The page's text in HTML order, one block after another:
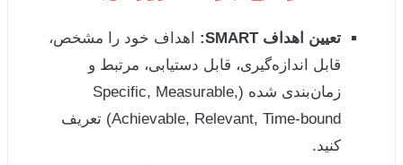
تعیین اهداف SMART:
اهداف خود را مشخص،
قابل اندازه‌گیری، قابل دستیابی، مرتبط و
زمان‌بندی شده (Specific, Measurable,
Achievable, Relevant, Time-bound) تعریف
کنید.